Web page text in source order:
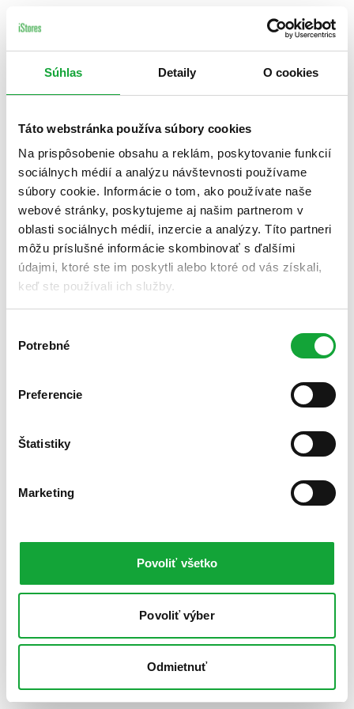
Súhlas Detaily O cookies
Táto webstránka používa súbory cookies
Na prispôsobenie obsahu a reklám, poskytovanie funkcií
sociálnych médií a analýzu návštevnosti používame
súbory cookie. Informácie o tom, ako používate naše
webové stránky, poskytujeme aj našim partnerom v
oblasti sociálnych médií, inzercie a analýzy. Títo partneri
môžu príslušné informácie skombinovať s ďalšími
údajmi, ktoré ste im poskytli alebo ktoré od vás získali,
keď ste používali ich služby.
súhlasu
Potrebné
Preferencie
Štatistiky
Marketing
Povoliť všetko
Povoliť výber
Odmietnuť